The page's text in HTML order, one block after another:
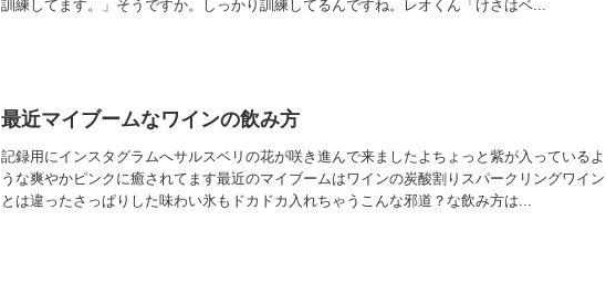
訓練してます。」そうですか。しっかり訓練してるんですね。レオくん「けさはベ...
最近マイブームなワインの飲み方
記録用にインスタグラムへサルスベリの花が咲き進んで来ましたよちょっと紫が入っているよ
うな爽やかピンクに癒されてます最近のマイブームはワインの炭酸割りスパークリングワイン
とは違ったさっぱりした味わい氷もドカドカ入れちゃうこんな邪道？な飲み方は...